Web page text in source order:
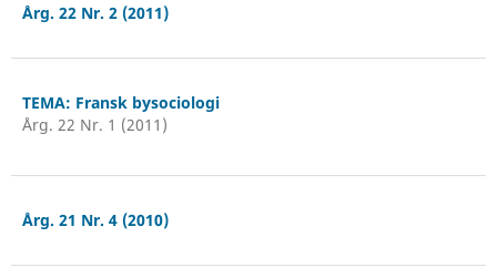
Årg. 22 Nr. 2 (2011)
TEMA: Fransk bysociologi
Årg. 22 Nr. 1 (2011)
Årg. 21 Nr. 4 (2010)